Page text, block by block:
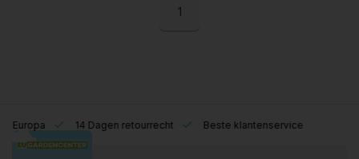
1
Europa 14 Dagen retourrecht Beste klantenservice